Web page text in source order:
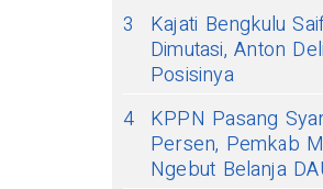
3
Kajati Bengkulu
Dimutasi, Anton
Posisinya
4 KPPN Pasang
Persen, Pemkab
Ngebut Belanja